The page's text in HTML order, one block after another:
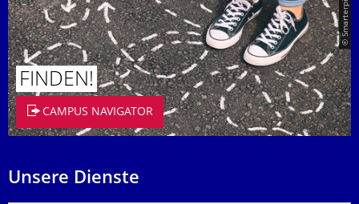
FINDEN!
CAMPUS NAVIGATOR
Unsere Dienste